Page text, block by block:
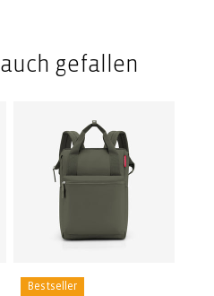
gefallen
Bestseller